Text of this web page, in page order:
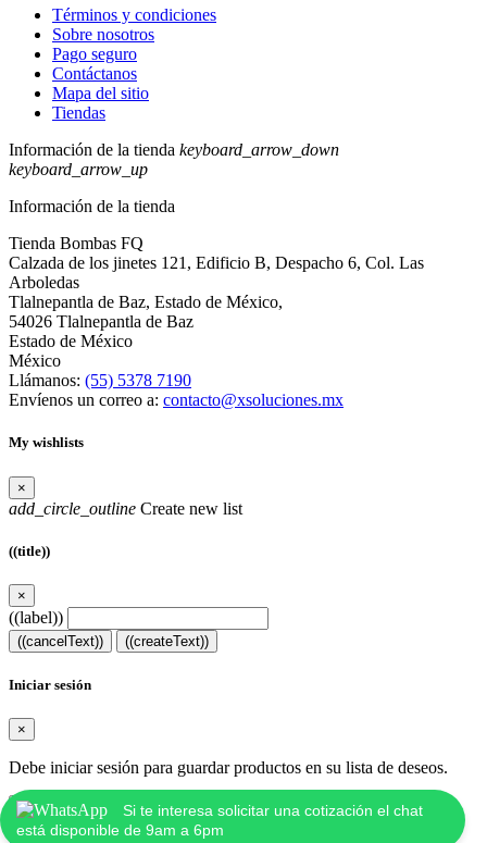
Términos y condiciones
Sobre nosotros
Pago seguro
Contáctanos
Mapa del sitio
Tiendas
Información de la tienda keyboard_arrow_down
keyboard_arrow_up
Información de la tienda
Tienda Bombas FQ
Calzada de los jinetes 121, Edificio B, Despacho 6, Col. Las
Arboledas
Tlalnepantla de Baz, Estado de México,
54026 Tlalnepantla de Baz
Estado de México
México
Llámanos: (55) 5378 7190
Envíenos un correo a: contacto@xsoluciones.mx
My wishlists
×
add_circle_outline Create new list
((title))
×
((label))
((cancelText)) ((createText))
Iniciar sesión
×
Debe iniciar sesión para guardar productos en su lista de deseos.
((cancelText)) ((loginText))
Si te interesa solicitar una cotización el chat
está disponible de 9am a 6pm